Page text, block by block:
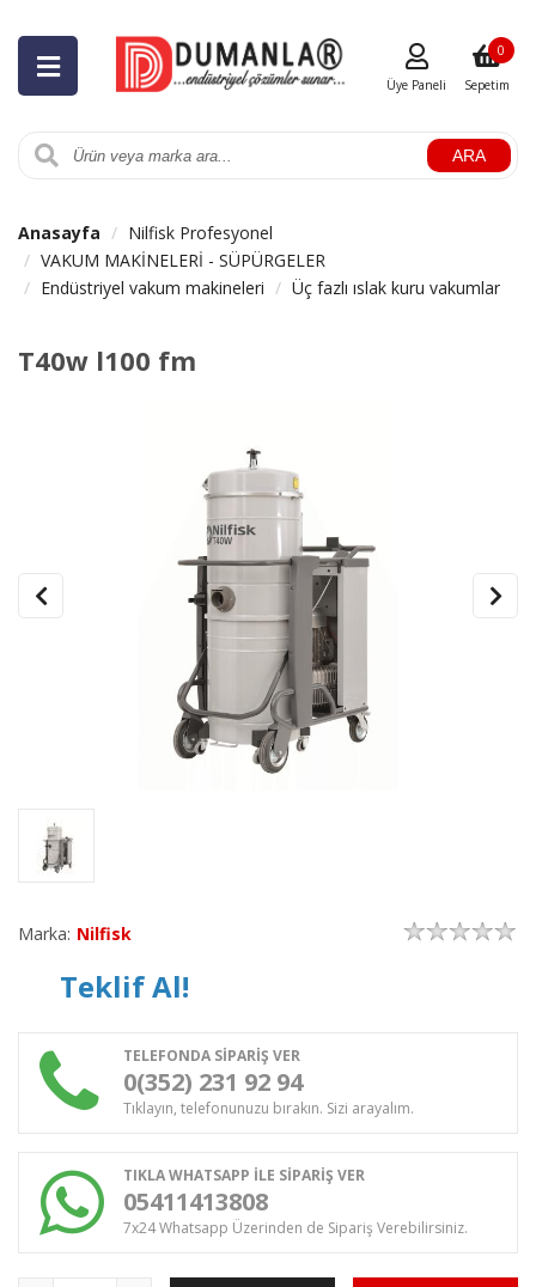
ARA
Üye Paneli Sepetim
0
Anasayfa
Nilfisk Profesyonel
VAKUM MAKİNELERİ - SÜPÜRGELER
Endüstriyel vakum makineleri
Üç fazlı ıslak kuru vakumlar
T40w l100 fm
Marka: Nilfisk
Teklif Al!
TELEFONDA SİPARİŞ VER
0(352) 231 92 94
Tıklayın, telefonunuzu bırakın. Sizi arayalım.
TIKLA WHATSAPP İLE SİPARİŞ VER
05411413808
7x24 Whatsapp Üzerinden de Sipariş Verebilirsiniz.